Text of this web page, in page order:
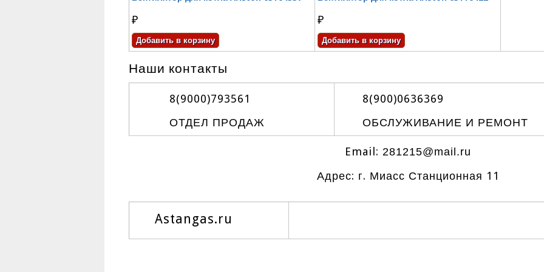
₽ ₽
Наши контакты
8(9000)793561
ОТДЕЛ ПРОДАЖ
8(900)0636369
ОБСЛУЖИВАНИЕ И РЕМОНТ
Email: 281215@mail.ru
Адрес: г. Миасс Станционная 11
Astangas.ru